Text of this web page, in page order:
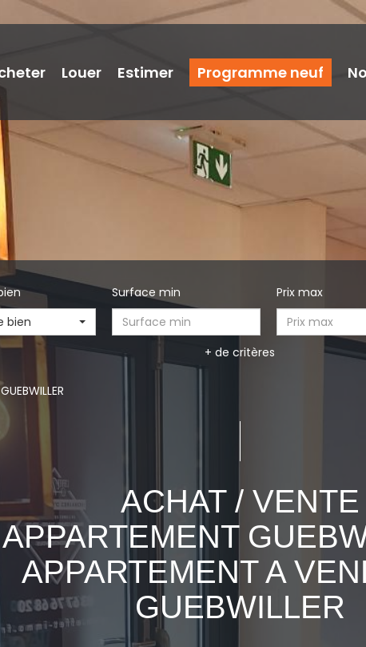
Louer Estimer Programme neuf
bien
Surface min Prix max
+ de critères
GUEBWILLER
ACHAT / VENTE
APPARTEMENT
APPARTEMENT A
GUEBWILLER